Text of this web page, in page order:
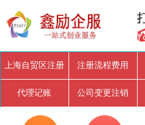
上海自贸区注册 注册流程费用
代理记账 公司变更注销